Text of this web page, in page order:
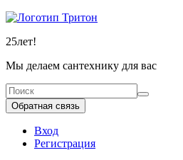
25лет!
Мы делаем сантехнику для вас
Обратная связь
Вход
Регистрация